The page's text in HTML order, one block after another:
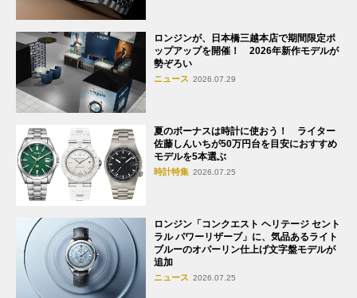
ロンジンが、日本橋三越本店で期間限定ポ
ップアップを開催！ 2026年新作モデルが
勢ぞろい
ニュース 2026.07.29
夏のボーナスは時計に使おう！ ライター
佐藤しんいちが50万円台を目安におすすめ
モデルを5本選ぶ
時計特集 2026.07.25
ロンジン「コンクエスト ヘリテージ セント
ラル パワーリザーブ」に、気品あるライト
ブルーのオパーリン仕上げ文字盤モデルが
追加
ニュース 2026.07.25